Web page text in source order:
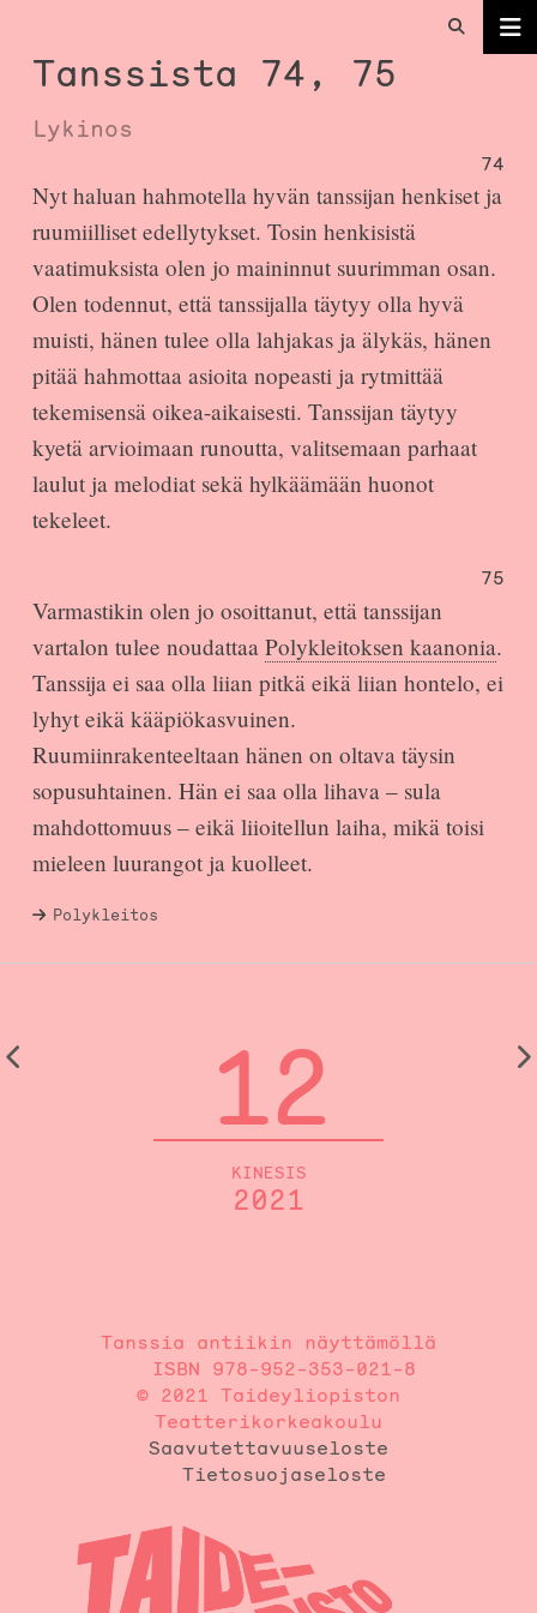
Tanssista 74, 75
Lykinos
74
Nyt haluan hahmotella hyvän tanssijan henkiset ja
ruumiilliset edellytykset. Tosin henkisistä
vaatimuksista olen jo maininnut suurimman osan.
Olen todennut, että tanssijalla täytyy olla hyvä
muisti, hänen tulee olla lahjakas ja älykäs, hänen
pitää hahmottaa asioita nopeasti ja rytmittää
tekemisensä oikea-aikaisesti. Tanssijan täytyy
kyetä arvioimaan runoutta, valitsemaan parhaat
laulut ja melodiat sekä hylkäämään huonot
tekeleet.
75
Varmastikin olen jo osoittanut, että tanssijan
vartalon tulee noudattaa Polykleitoksen kaanonia.
Tanssija ei saa olla liian pitkä eikä liian hontelo, ei
lyhyt eikä kääpiökasvuinen.
Ruumiinrakenteeltaan hänen on oltava täysin
sopusuhtainen. Hän ei saa olla lihava – sula
mahdottomuus – eikä liioitellun laiha, mikä toisi
mieleen luurangot ja kuolleet.
Polykleitos
12
KINESIS
2021
Tanssia antiikin näyttämöllä
ISBN 978-952-353-021-8
© 2021 Taideyliopiston
Teatterikorkeakoulu
Saavutettavuuseloste
Tietosuojaseloste